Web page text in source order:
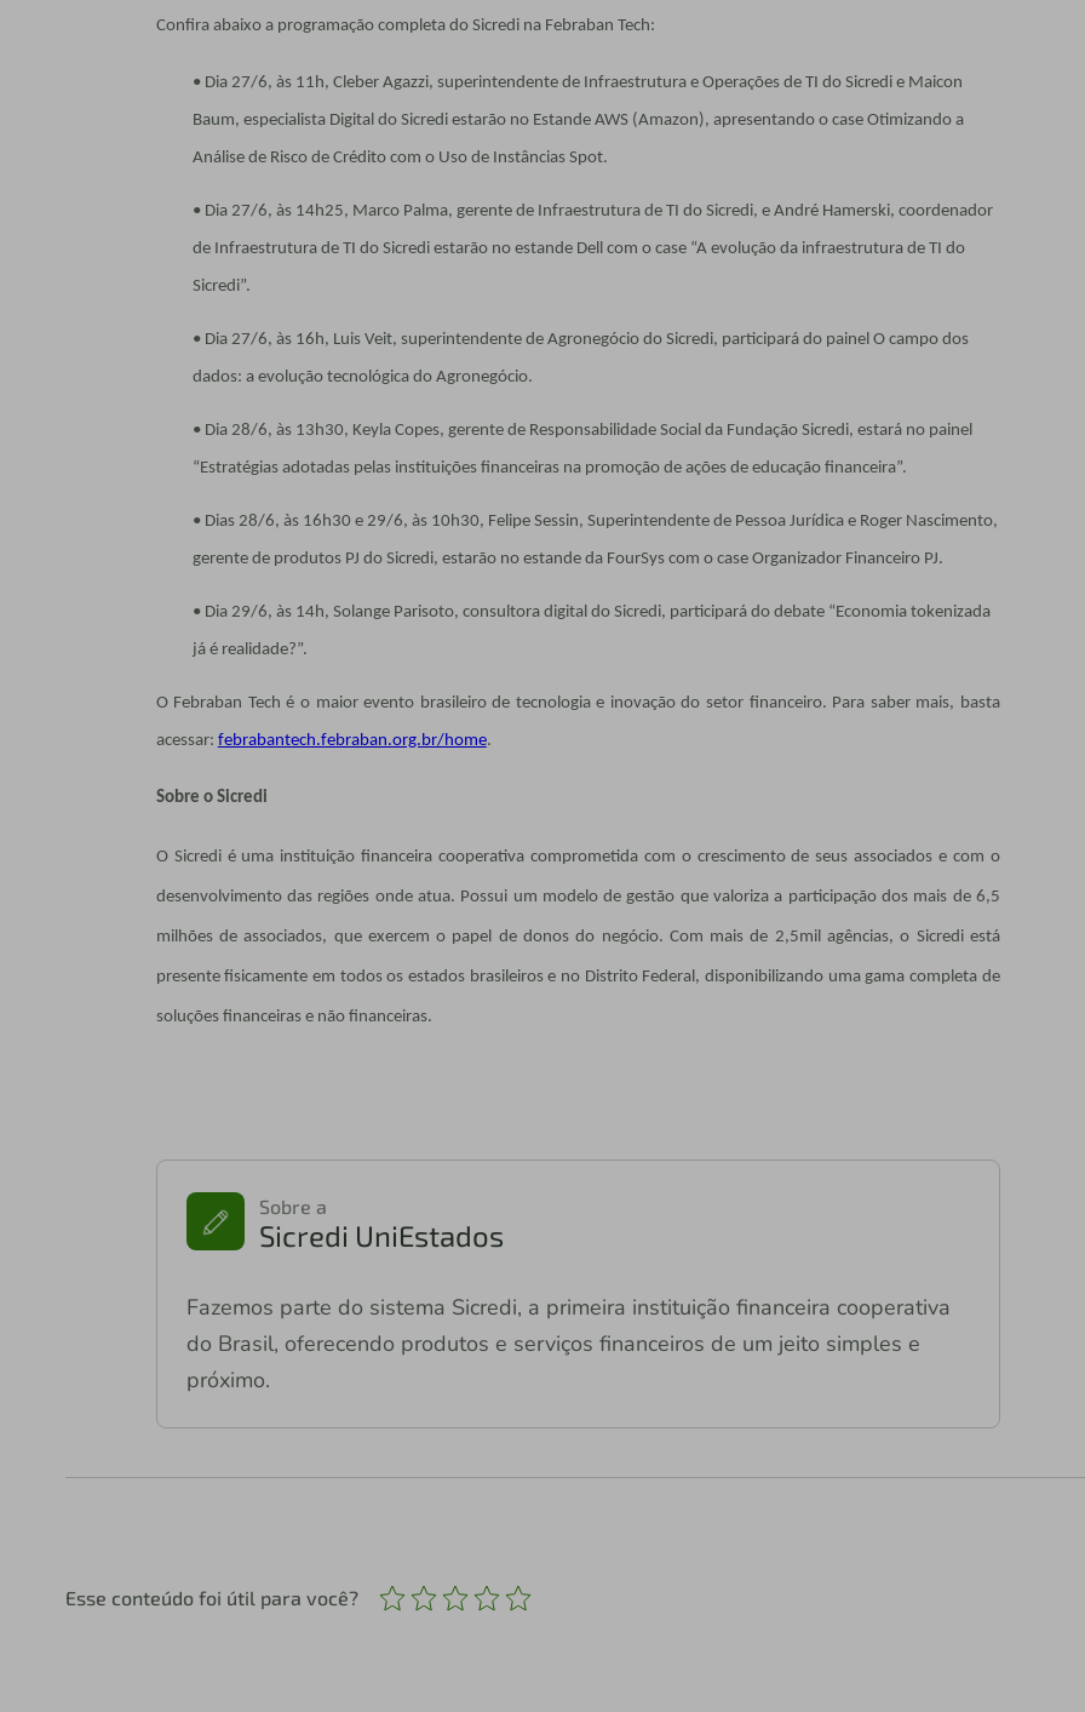
Confira abaixo a programação completa do Sicredi na Febraban Tech:
• Dia 27/6, às 11h, Cleber Agazzi, superintendente de Infraestrutura e Operações de TI do Sicredi e Maicon
Baum, especialista Digital do Sicredi estarão no Estande AWS (Amazon), apresentando o case Otimizando a
Análise de Risco de Crédito com o Uso de Instâncias Spot.
• Dia 27/6, às 14h25, Marco Palma, gerente de Infraestrutura de TI do Sicredi, e André Hamerski, coordenador
de Infraestrutura de TI do Sicredi estarão no estande Dell com o case “A evolução da infraestrutura de TI do
Sicredi”.
• Dia 27/6, às 16h, Luis Veit, superintendente de Agronegócio do Sicredi, participará do painel O campo dos
dados: a evolução tecnológica do Agronegócio.
• Dia 28/6, às 13h30, Keyla Copes, gerente de Responsabilidade Social da Fundação Sicredi, estará no painel
“Estratégias adotadas pelas instituições financeiras na promoção de ações de educação financeira”.
• Dias 28/6, às 16h30 e 29/6, às 10h30, Felipe Sessin, Superintendente de Pessoa Jurídica e Roger Nascimento,
gerente de produtos PJ do Sicredi, estarão no estande da FourSys com o case Organizador Financeiro PJ.
• Dia 29/6, às 14h, Solange Parisoto, consultora digital do Sicredi, participará do debate “Economia tokenizada
já é realidade?”.
O Febraban Tech é o maior evento brasileiro de tecnologia e inovação do setor financeiro. Para saber mais, basta
acessar: febrabantech.febraban.org.br/home.
Sobre o Sicredi
O Sicredi é uma instituição financeira cooperativa comprometida com o crescimento de seus associados e com o
desenvolvimento das regiões onde atua. Possui um modelo de gestão que valoriza a participação dos mais de 6,5
milhões de associados, que exercem o papel de donos do negócio. Com mais de 2,5mil agências, o Sicredi está
presente fisicamente em todos os estados brasileiros e no Distrito Federal, disponibilizando uma gama completa de
soluções financeiras e não financeiras.
Sobre a
Sicredi UniEstados
Fazemos parte do sistema Sicredi, a primeira instituição financeira cooperativa
do Brasil, oferecendo produtos e serviços financeiros de um jeito simples e
próximo.
Esse conteúdo foi útil para você?